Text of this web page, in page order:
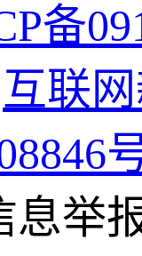
备
互联
举